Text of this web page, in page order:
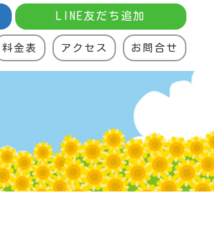
LINE友だち追加
料金表 アクセス お問合せ